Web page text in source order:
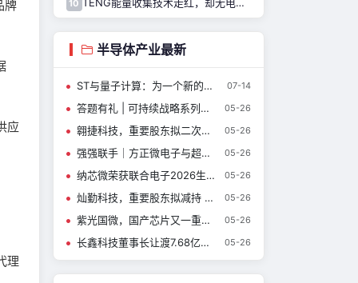
牌
应
理
10
半导体产业最新
ST与量子计算：为一个新的计算前沿带来规模化制造能力 07-14
答题有礼 | 可持续战略系列完结篇，ST以硬核实力斩获多项权威评级 05-26
翱捷科技，重要股东拟二次减持！ 05-26
强强联手｜方正微电子与超聚变达成战略合作，SiC助力AI智算新基建 05-26
纳芯微荣获联合电子2026生态伙伴峰会“优秀供应商奖” 05-26
灿勤科技，重要股东拟减持 2.44% 05-26
紫光国微，国产芯片又一重磅收购！ 05-26
长鑫科技董事长让渡7.68亿股激励员工，承诺十年不减持 05-26